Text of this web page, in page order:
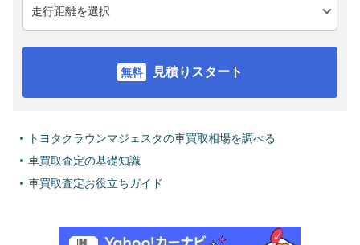
見積りスタート
トヨタクラウンマジェスタの車買取相場を調べる
車買取査定の基礎知識
車買取査定お役立ちガイド